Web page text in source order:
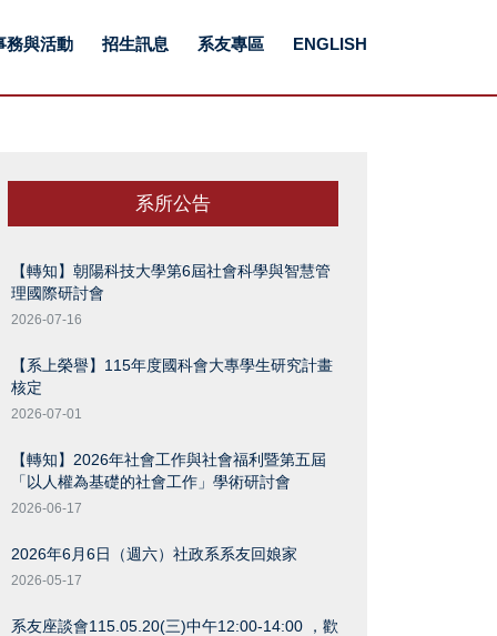
務與活動 招生訊息 系友專區 ENGLISH
系所公告
【轉知】朝陽科技大學第6屆社會科學與智慧管
理國際研討會
2026-07-16
【系上榮譽】115年度國科會大專學生研究計畫
核定
2026-07-01
【轉知】2026年社會工作與社會福利暨第五屆
「以人權為基礎的社會工作」學術研討會
2026-06-17
2026年6月6日（週六）社政系系友回娘家
2026-05-17
系友座談會115.05.20(三)中午12:00-14:00 ，歡